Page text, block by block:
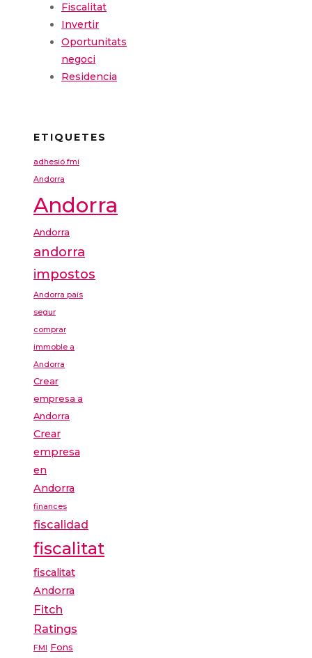
Fiscalitat
Invertir
Oportunitats
negoci
Residencia
ETIQUETES
adhesió fmi
Andorra
Andorra
Andorra
andorra
impostos
Andorra país
segur
comprar
immoble a
Andorra
Crear
empresa a
Andorra
Crear
empresa
en
Andorra
finances
fiscalidad
fiscalitat
fiscalitat
Andorra
Fitch
Ratings
FMI Fons